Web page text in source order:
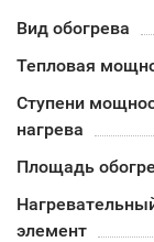
Вид обогрева
Тепловая
Ступени
нагрева
Площадь
элемент